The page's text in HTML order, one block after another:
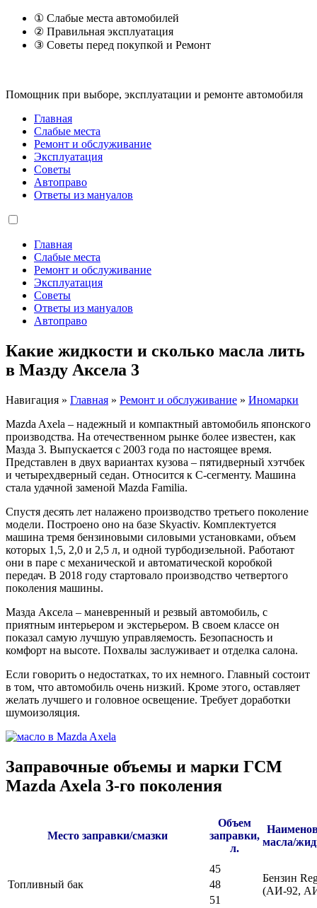
① Слабые места автомобилей
② Правильная эксплуатация
③ Советы перед покупкой и Ремонт
Помощник при выборе, эксплуатации и ремонте автомобиля
Главная
Слабые места
Ремонт и обслуживание
Эксплуатация
Советы
Автоправо
Ответы из мануалов
Главная
Слабые места
Ремонт и обслуживание
Эксплуатация
Советы
Ответы из мануалов
Автоправо
Какие жидкости и сколько масла лить
в Мазду Аксела 3
Навигация » Главная » Ремонт и обслуживание » Иномарки
Mazda Axela – надежный и компактный автомобиль японского
производства. На отечественном рынке более известен, как
Мазда 3. Выпускается с 2003 года по настоящее время.
Представлен в двух вариантах кузова – пятидверный хэтчбек
и четырехдверный седан. Относится к С-сегменту. Машина
стала удачной заменой Mazda Familia.
Спустя десять лет налажено производство третьего поколение
модели. Построено оно на базе Skyactiv. Комплектуется
машина тремя бензиновыми силовыми установками, объем
которых 1,5, 2,0 и 2,5 л, и одной турбодизельной. Работают
они в паре с механической и автоматической коробкой
передач. В 2018 году стартовало производство четвертого
поколения машины.
Мазда Аксела – маневренный и резвый автомобиль, с
приятным интерьером и экстерьером. В своем классе он
показал самую лучшую управляемость. Безопасность и
комфорт на высоте. Похвалы заслуживает и отделка салона.
Если говорить о недостатках, то их немного. Главный состоит
в том, что автомобиль очень низкий. Кроме этого, оставляет
желать лучшего и головное освещение. Требует доработки
шумоизоляция.
Заправочные объемы и марки ГСМ
Mazda Axela 3-го поколения
Место заправки/смазки
Объем
заправки,
л.
масла/
Топливный бак
45
Бензин
(АИ-92,
48
51